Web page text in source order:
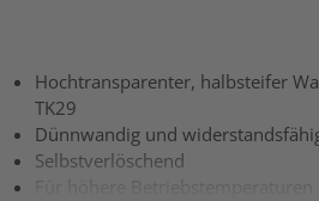
Hochtransparenter, halbsteifer
TK29
Dünnwandig und
Selbstverlöschend